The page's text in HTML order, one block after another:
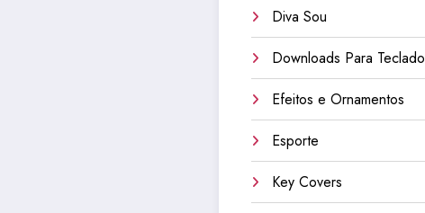
Diva Sou
Downloads Para
Efeitos e Ornamentos
Esporte
Key Covers